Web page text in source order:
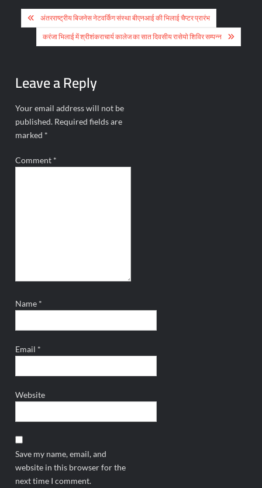
Post
navigation
अंतरराष्ट्रीय बिजनेस नेटवर्किंग संस्था बीएनआई की भिलाई चैप्टर प्रारंभ
करंजा भिलाई में श्रीशंकराचार्य कालेज का सात दिवसीय रासेयो शिविर सम्पन्न
Leave a Reply
Your email address will not be
published. Required fields are
marked *
Comment *
Name *
Email *
Website
Save my name, email, and
website in this browser for the
next time I comment.